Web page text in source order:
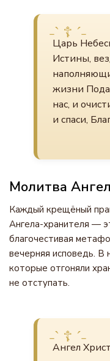
Царь
Истины,
жизни
нас, и
и спаси,
Молитва
Каждый крещёный
Ангела-хранителя —
благочестивая
вечерняя исповедь. В
которые отгоняли
не отступать.
Ангел